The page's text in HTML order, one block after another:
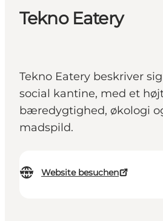
Tekno Eatery
Tekno Eatery beskriver
social kantine, med et
bæredygtighed, økologi
madspild.
Website besuchen